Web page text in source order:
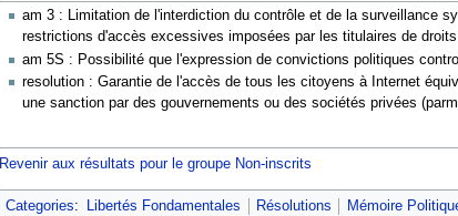
am 3 : Limitation de l'interdiction du contrôle et de la surveillance
restrictions d'accès excessives imposées par les titulaires de
am 5S : Possibilité que l'expression de convictions politiques
resolution : Garantie de l'accès de tous les citoyens à Internet
une sanction par des gouvernements ou des sociétés privées
Revenir aux résultats pour le groupe Non-inscrits
Categories: Libertés Fondamentales Résolutions Mémoire